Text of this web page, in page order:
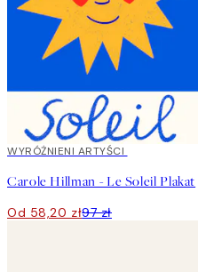
40%*
WYRÓŻNIENI ARTYŚCI
Carole Hillman - Le Soleil Plakat
Od 58,20 zł97 zł